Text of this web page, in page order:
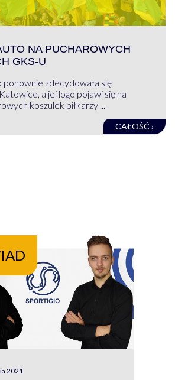
NA PUCHAROWYCH
GKS-U
ponownie zdecydowała się
a jej logo pojawi się na
koszulek piłkarzy ...
CAŁOŚĆ ›
2021